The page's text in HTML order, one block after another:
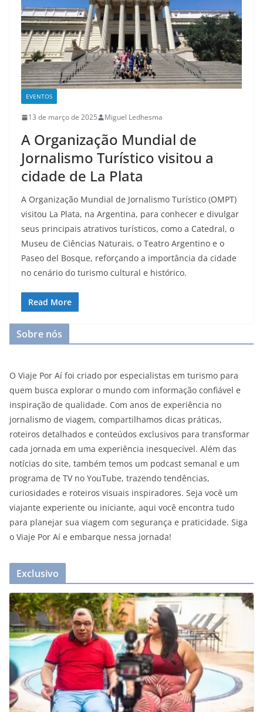
EVENTOS
13 de março de 2025 Miguel Ledhesma
A Organização Mundial de
Jornalismo Turístico visitou a
cidade de La Plata
A Organização Mundial de Jornalismo Turístico (OMPT)
visitou La Plata, na Argentina, para conhecer e divulgar
seus principais atrativos turísticos, como a Catedral, o
Museu de Ciências Naturais, o Teatro Argentino e o
Paseo del Bosque, reforçando a importância da cidade
no cenário do turismo cultural e histórico.
Read More
Sobre nós
O Viaje Por Aí foi criado por especialistas em turismo para
quem busca explorar o mundo com informação confiável e
inspiração de qualidade. Com anos de experiência no
jornalismo de viagem, compartilhamos dicas práticas,
roteiros detalhados e conteúdos exclusivos para transformar
cada jornada em uma experiência inesquecível. Além das
notícias do site, também temos um podcast semanal e um
programa de TV no YouTube, trazendo tendências,
curiosidades e roteiros visuais inspiradores. Seja você um
viajante experiente ou iniciante, aqui você encontra tudo
para planejar sua viagem com segurança e praticidade. Siga
o Viaje Por Aí e embarque nessa jornada!
Exclusivo